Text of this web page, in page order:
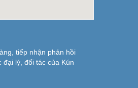
tiếp nhận phản hồi
lý, đối tác của Kún